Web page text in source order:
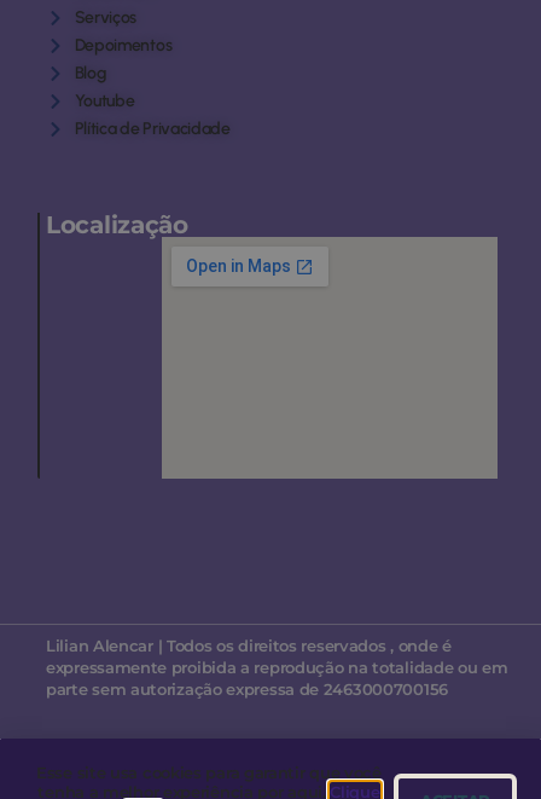
Serviços
Depoimentos
Blog
Youtube
Plítica de Privacidade
Localização
Lilian Alencar | Todos os direitos reservados , onde é
expressamente proibida a reprodução na totalidade ou em
parte sem autorização expressa de 2463000700156
chegar até você ♥
Esse site usa cookies para garantir que você
tenha a melhor experiência por aqui. Clique